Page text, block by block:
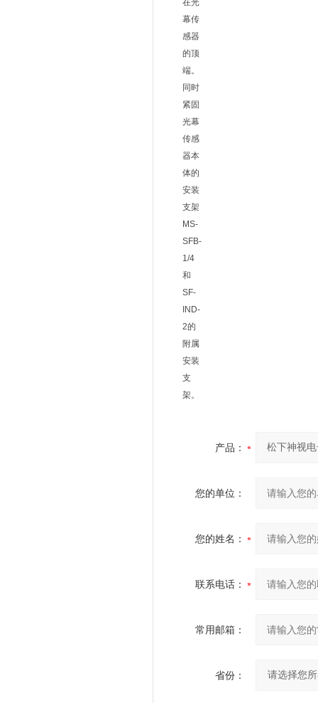
在光
幕传
感器
的顶
端。
同时
紧固
光幕
传感
器本
体的
安装
支架
MS-
SFB-
1/4
和
SF-
IND-
2的
附属
安装
支
架。
产品：
您的单位：
您的姓名：
联系电话：
常用邮箱：
省份：